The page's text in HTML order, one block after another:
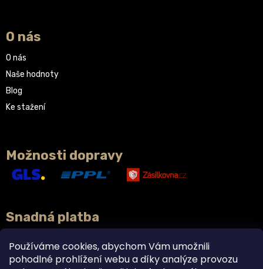
Používáme cookies, abychom Vám umožnili
pohodlné prohlížení webu a díky analýze provozu
O nás
O nás
Naše hodnoty
Blog
Ke stažení
Možnosti dopravy
Snadná platba